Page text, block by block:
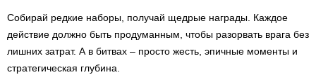
Собирай редкие наборы, получай щедрые награды. Каждое
действие должно быть продуманным, чтобы разорвать врага без
лишних затрат. А в битвах – просто жесть, эпичные моменты и
стратегическая глубина.